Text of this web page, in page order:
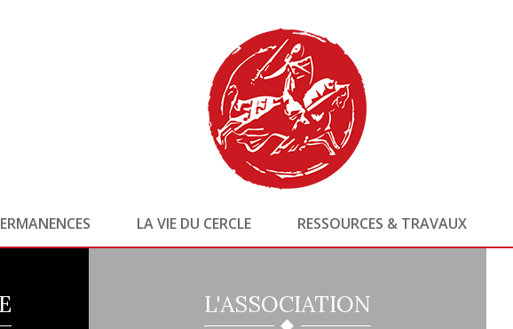
LA VIE DU CERCLE RESSOURCES & TRAVAUX
L'ASSOCIATION